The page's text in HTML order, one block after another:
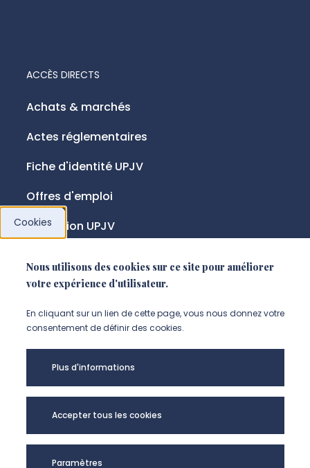
ACCÈS DIRECTS
Achats & marchés
Actes réglementaires
Fiche d'identité UPJV
Offres d'emploi
Fondation UPJV
NOUS SUIVRE
Suivez-nous sur instagram
Suivez-nous sur linkedin
Suivez-nous sur
Université de Picardie Jules Verne -
Mentions légales
Accessibilité
Cookies
Nous utilisons des cookies sur ce site pour améliorer
votre expérience d'utilisateur.
En cliquant sur un lien de cette page, vous nous donnez votre
consentement de définir des cookies.
Plus d'informations
Accepter tous les cookies
Paramètres